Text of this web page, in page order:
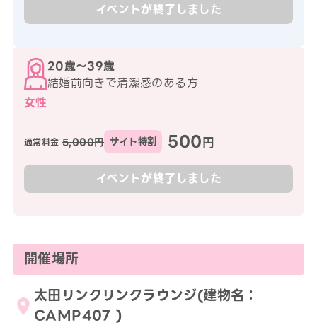
イベントが終了しました
女性
20歳〜39歳
結婚前向きで清潔感のある方
通常料金 5,000円 サイト特割 500円
イベントが終了しました
開催場所
太田リンクリンクラウンジ(建物名：
CAMP407 )